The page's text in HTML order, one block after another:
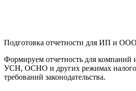
Подготовка отчетности для ИП и ООО
Формируем отчетность для компаний
УСН, ОСНО и других режимах
требований законодательства.